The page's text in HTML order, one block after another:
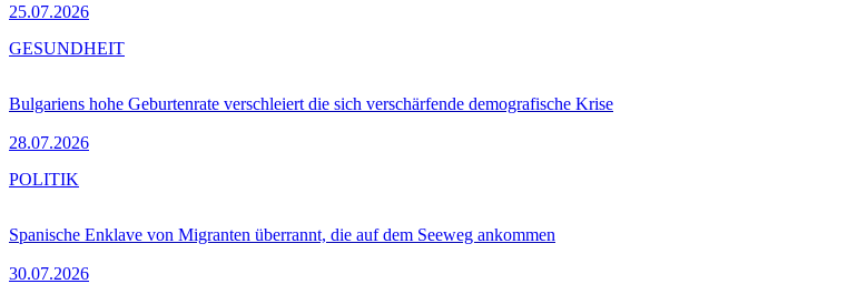
25.07.2026
Bulgariens hohe Geburtenrate verschleiert die sich verschärfende demografische Krise
28.07.2026
GESUNDHEIT
Spanische Enklave von Migranten überrannt, die auf dem Seeweg ankommen
30.07.2026
POLITIK